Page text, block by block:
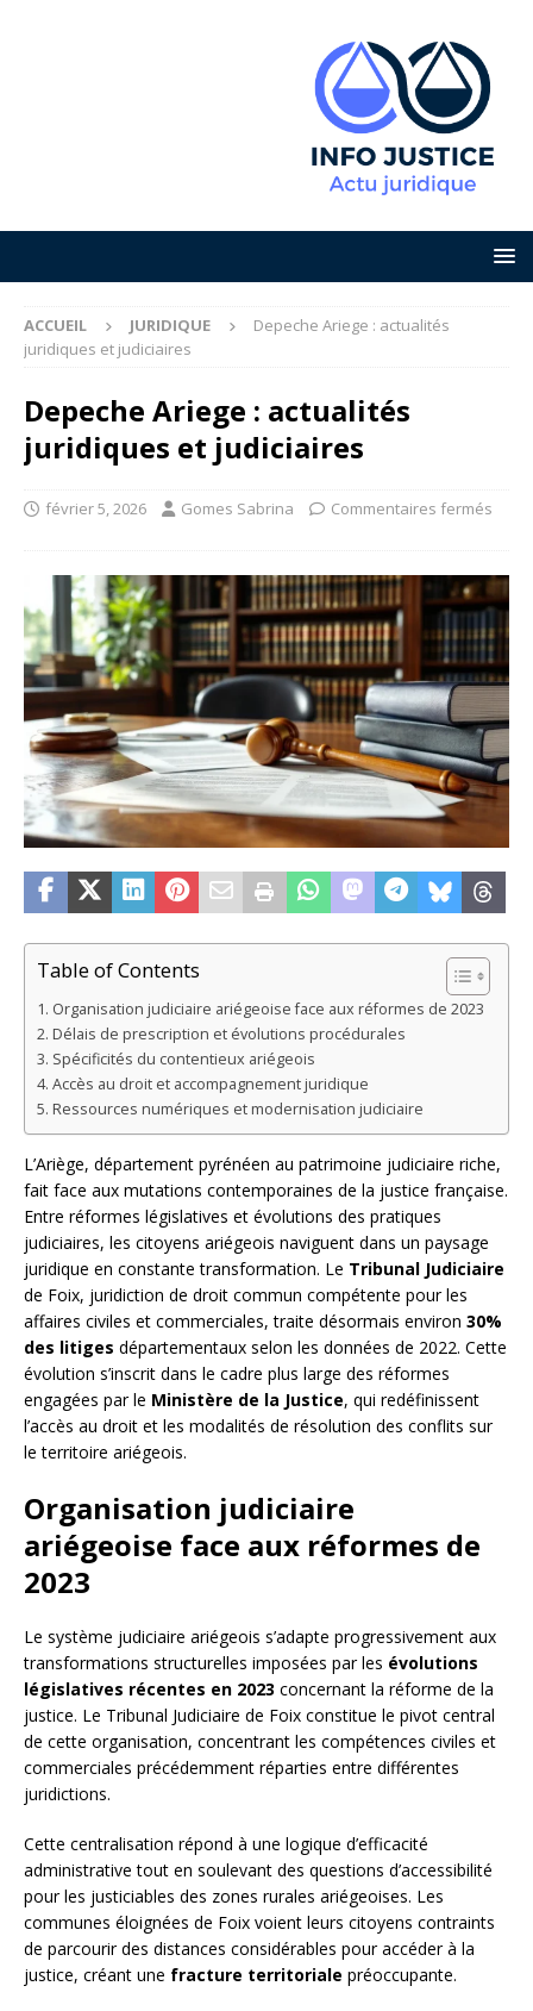
ACCUEIL JURIDIQUE
Depeche Ariege : actualités
juridiques et judiciaires
Depeche Ariege : actualités
juridiques et judiciaires
février 5, 2026 Gomes Sabrina Commentaires fermés
Table of Contents
Organisation judiciaire ariégeoise face aux réformes de 2023
Délais de prescription et évolutions procédurales
Spécificités du contentieux ariégeois
Accès au droit et accompagnement juridique
Ressources numériques et modernisation judiciaire
L’Ariège, département pyrénéen au patrimoine judiciaire riche,
fait face aux mutations contemporaines de la justice française.
Entre réformes législatives et évolutions des pratiques
judiciaires, les citoyens ariégeois naviguent dans un paysage
juridique en constante transformation. Le Tribunal Judiciaire
de Foix, juridiction de droit commun compétente pour les
affaires civiles et commerciales, traite désormais environ 30%
des litiges départementaux selon les données de 2022. Cette
évolution s’inscrit dans le cadre plus large des réformes
engagées par le Ministère de la Justice, qui redéfinissent
l’accès au droit et les modalités de résolution des conflits sur
le territoire ariégeois.
Organisation judiciaire
ariégeoise face aux réformes de
2023
Le système judiciaire ariégeois s’adapte progressivement aux
transformations structurelles imposées par les évolutions
législatives récentes en 2023 concernant la réforme de la
justice. Le Tribunal Judiciaire de Foix constitue le pivot central
de cette organisation, concentrant les compétences civiles et
commerciales précédemment réparties entre différentes
juridictions.
Cette centralisation répond à une logique d’efficacité
administrative tout en soulevant des questions d’accessibilité
pour les justiciables des zones rurales ariégeoises. Les
communes éloignées de Foix voient leurs citoyens contraints
de parcourir des distances considérables pour accéder à la
justice, créant une fracture territoriale préoccupante.